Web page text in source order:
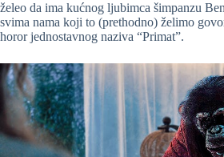
želeo da ima kućnog ljubimca šimpanzu
svima nama koji to (prethodno) želimo
horor jednostavnog naziva “Primat”.